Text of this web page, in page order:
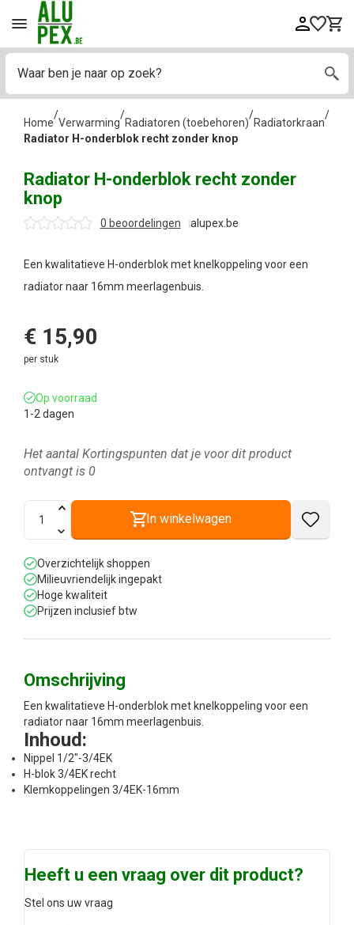
Home
/
Verwarming
/
Radiatoren (toebehoren)
/
Radiatorkraan
/
Radiator H-onderblok recht zonder knop
Radiator H-onderblok recht zonder
knop
0 beoordelingen alupex.be
Een kwalitatieve H-onderblok met knelkoppeling voor een
radiator naar 16mm meerlagenbuis.
€ 15,90
per stuk
Op voorraad
1-2 dagen
Het aantal Kortingspunten dat je voor dit product
ontvangt is 0
In winkelwagen
Overzichtelijk shoppen
Milieuvriendelijk ingepakt
Hoge kwaliteit
Prijzen inclusief btw
Omschrijving
Een kwalitatieve H-onderblok met knelkoppeling voor een
radiator naar 16mm meerlagenbuis.
Inhoud:
Nippel 1/2"-3/4EK
H-blok 3/4EK recht
Klemkoppelingen 3/4EK-16mm
Heeft u een vraag over dit product?
Stel ons uw vraag